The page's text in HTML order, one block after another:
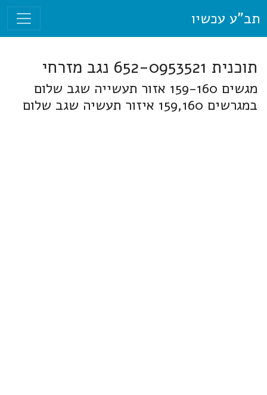
תב"ע עכשיו
תוכנית 652-0953521 נגב מזרחי
מגשים 159-160 אזור תעשייה שגב שלום
במגרשים 159,160 איזור תעשיה שגב שלום